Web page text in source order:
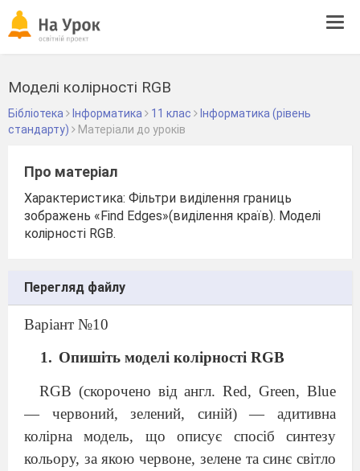
Моделі колірності RGB
Бібліотека Інформатика 11 клас
Інформатика (рівень
стандарту)
Матеріали до уроків
Про матеріал
Характеристика: Фільтри виділення границь
зображень «Find Edges»(виділення країв). Моделі
колірності RGB.
Перегляд файлу
Варіант №10
Опишіть моделі колірності RGB
RGB (скорочено від англ. Red, Green, Blue
— червоний, зелений, синій) — адитивна
колірна модель, що описує спосіб синтезу
кольору, за якою червоне, зелене та синє світло